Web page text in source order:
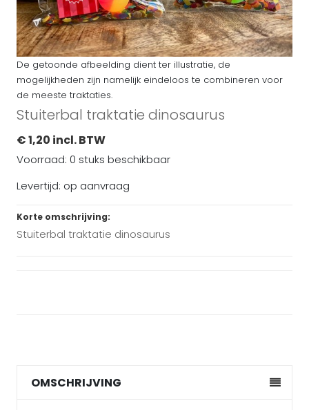
De getoonde afbeelding dient ter illustratie, de
mogelijkheden zijn namelijk eindeloos te combineren voor
de meeste traktaties.
Stuiterbal traktatie dinosaurus
€ 1,20 incl. BTW
Voorraad: 0 stuks beschikbaar
Levertijd: op aanvraag
Korte omschrijving:
Stuiterbal traktatie dinosaurus
OMSCHRIJVING